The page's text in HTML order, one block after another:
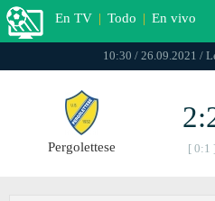
En TV | Todo | En vivo
10:30 / 26.09.2021 /
Pergolettese [ 0:1